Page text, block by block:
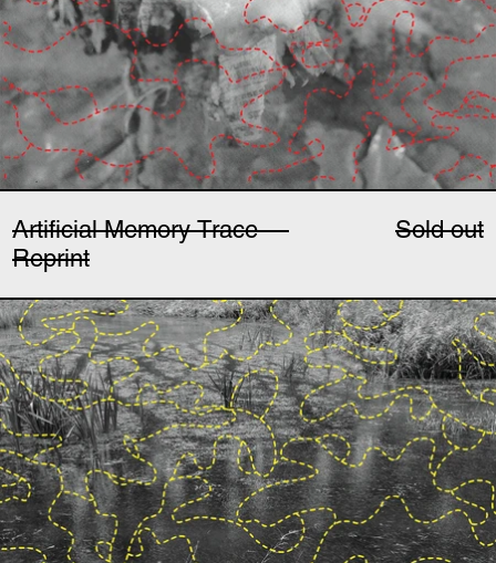
Artificial Memory Trace —
Reprint
Sold out
SALA — Aqua Radio